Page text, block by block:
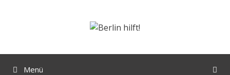
Menü